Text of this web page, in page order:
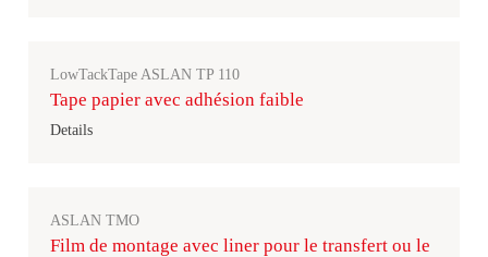
LowTackTape ASLAN TP 110
Tape papier avec adhésion faible
Details
ASLAN TMO
Film de montage avec liner pour le transfert ou le